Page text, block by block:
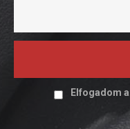
Elfogadom